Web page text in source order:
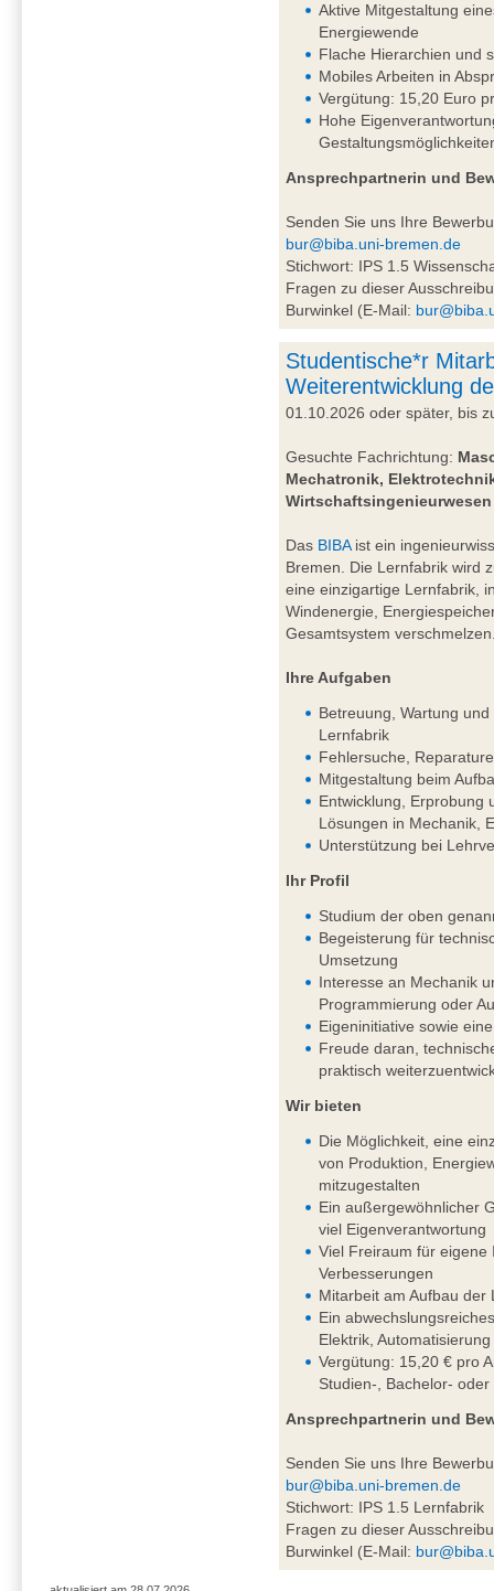
Aktive Mitgestaltung
Energiewende
Flache Hierarchien und
Mobiles Arbeiten in
Vergütung: 15,20 Euro
Hohe
Ansprechpartnerin und
Senden Sie uns Ihre
bur@biba.uni-bremen.de
Stichwort: IPS 1.5
Fragen zu dieser
Burwinkel (E-Mail:
Studentische*r
Weiterentwicklung
01.10.2026 oder später, bis
Gesuchte Fachrichtung:
Mechatronik,
Das BIBAist ein
Bremen. Die Lernfabrik wird
eine einzigartige Lernfabrik,
Windenergie,
Gesamtsystem
Ihre Aufgaben
Betreuung, Wartung
Lernfabrik
Fehlersuche,
Mitgestaltung beim
Entwicklung, Erprobung
Lösungen in Mechanik,
Unterstützung bei
Ihr Profil
Studium der oben
Begeisterung für
Umsetzung
Interesse an Mechanik
Programmierung oder
Eigeninitiative sowie
Freude daran,
praktisch
Wir bieten
Die Möglichkeit, eine
von Produktion,
mitzugestalten
Ein außergewöhnlicher
viel Eigenverantwortung
Viel Freiraum für eigene
Verbesserungen
Mitarbeit am Aufbau der
Ein
Elektrik,
Vergütung: 15,20 € pro
Studien-, Bachelor-
Ansprechpartnerin und
Senden Sie uns Ihre
bur@biba.uni-bremen.de
Stichwort: IPS 1.5 Lernfabrik
Fragen zu dieser
Burwinkel (E-Mail: